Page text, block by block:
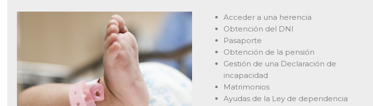
Acceder a una herencia
Obtención del DNI
Pasaporte
Obtención de la pensión
Gestión de una Declaración de
incapacidad
Matrimonios
Ayudas de la Ley de dependencia